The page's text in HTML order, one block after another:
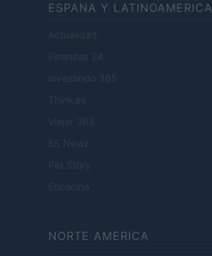
ESPANA Y LATINOAMERICA
Actualidad
Finanzas 24
Investindo 365
Think.es
Viajar 365
ES Newz
Pet Story
Encocina
NORTE AMERICA